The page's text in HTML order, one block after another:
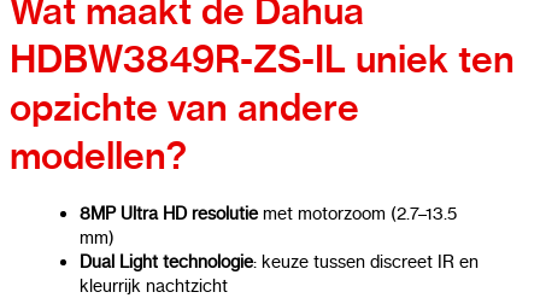
Wat maakt de Dahua
HDBW3849R-ZS-IL uniek ten
opzichte van andere
modellen?
8MP Ultra HD resolutiemet motorzoom (2.7–13.5
mm)
Dual Light technologie: keuze tussen discreet IR en
kleurrijk nachtzicht